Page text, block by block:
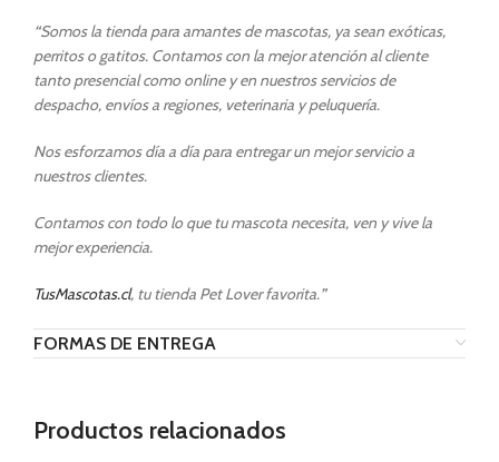
“Somos la tienda para amantes de mascotas, ya sean exóticas,
perritos o gatitos. Contamos con la mejor atención al cliente
tanto presencial como online y en nuestros servicios de
despacho, envíos a regiones, veterinaria y peluquería.
Nos esforzamos día a día para entregar un mejor servicio a
nuestros clientes.
Contamos con todo lo que tu mascota necesita, ven y vive la
mejor experiencia.
TusMascotas.cl, tu tienda Pet Lover favorita.”
FORMAS DE ENTREGA
Productos relacionados